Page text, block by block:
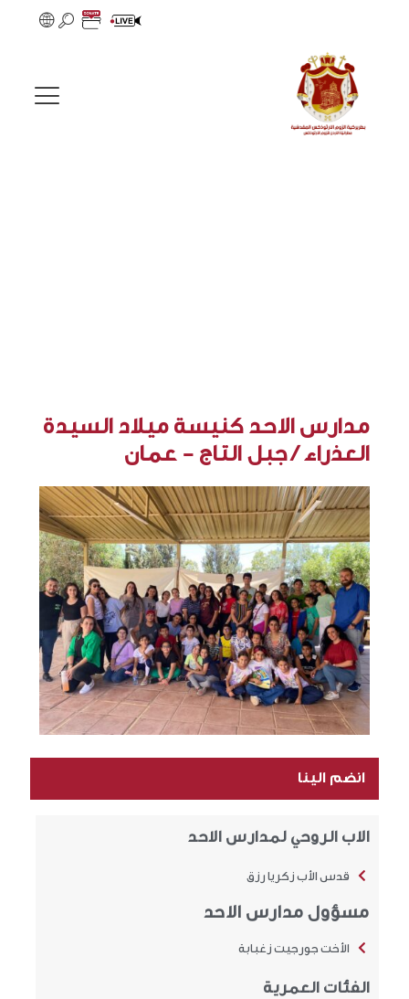
مدارس الاحد كنيسة ميلاد السيدة
العذراء / جبل التاج - عمان
انضم الينا
الاب الروحي لمدارس الاحد
قدس الأب زكريا رزق
مسؤول مدارس الاحد
الأخت جورجيت زغبابة
الفئات العمرية